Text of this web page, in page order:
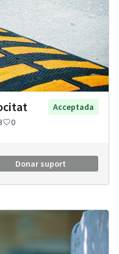
Acceptada
0
Donar suport